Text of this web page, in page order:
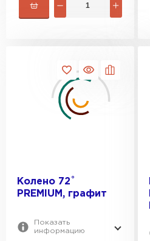
Колено 72˚
PREMIUM, графит
Показать
информацию